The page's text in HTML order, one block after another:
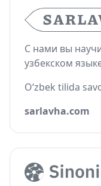
С нами вы
узбекском
O‘zbek tilida
sarlavha.com